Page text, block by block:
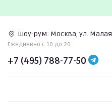
Шоу-рум: Москва, ул.
Ежедневно c 10 до 20
+7 (495) 788-77-50